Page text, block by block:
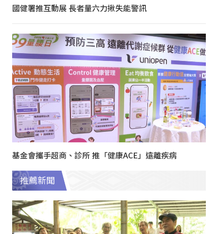
國健署推互動展 長者量六力揪失能警訊
基金會攜手超商、診所 推「健康ACE」遠離疾病
推薦新聞